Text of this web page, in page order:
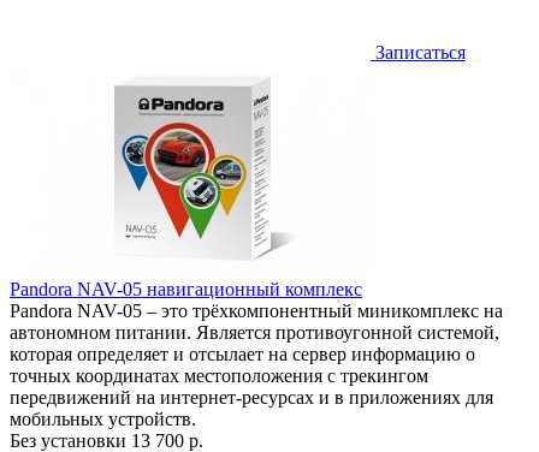
Записаться
Pandora NAV-05 навигационный комплекс
Pandora NAV-05 – это трёхкомпонентный миникомплекс на
автономном питании. Является противоугонной системой,
которая определяет и отсылает на сервер информацию о
точных координатах местоположения с трекингом
передвижений на интернет-ресурсах и в приложениях для
мобильных устройств.
Без установки 13 700 р.